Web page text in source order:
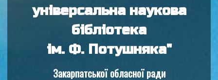
універсальна наукова
бібліотека
ім. Ф. Потушняка"
Закарпатської обласної ради